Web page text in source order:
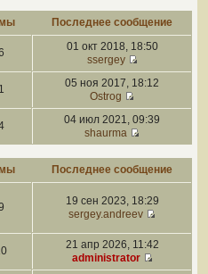
Последнее сообщение
01 окт 2018, 18:50
ssergey
1
05 ноя 2017, 18:12
Ostrog
04 июл 2021, 09:39
shaurma
Последнее сообщение
19 сен 2023, 18:29
sergey.andreev
21 апр 2026, 11:42
administrator